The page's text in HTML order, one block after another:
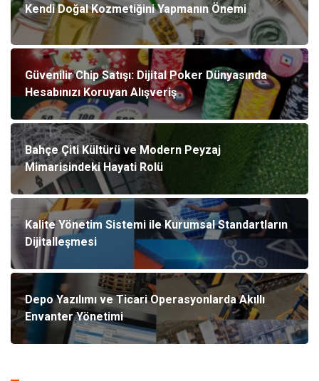
Kendi Doğal Kozmetiğini Yapmanın Önemi
Güvenilir Chip Satışı: Dijital Poker Dünyasında
Hesabınızı Koruyan Alışveriş
Bahçe Çiti Kültürü ve Modern Peyzaj
Mimarisindeki Hayati Rolü
Kalite Yönetim Sistemi ile Kurumsal Standartların
Dijitalleşmesi
Depo Yazılımı ve Ticari Operasyonlarda Akıllı
Envanter Yönetimi